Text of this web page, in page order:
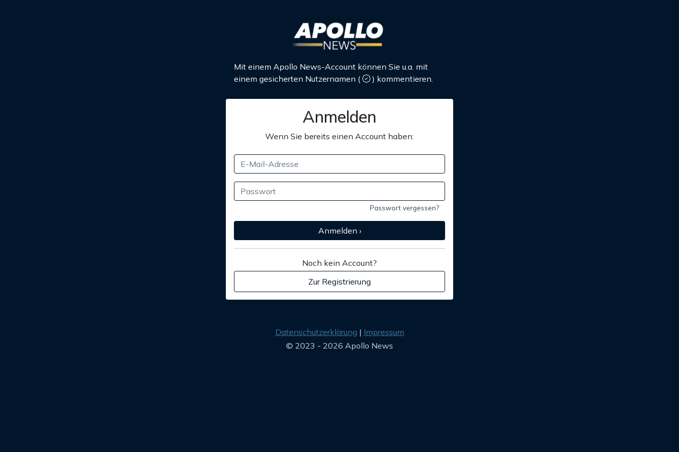
Mit einem Apollo News-Account können Sie u.a. mit
einem gesicherten Nutzernamen ( ) kommentieren.
Anmelden
Wenn Sie bereits einen Account haben:
Passwort vergessen?
Anmelden ›
Noch kein Account?
Zur Registrierung
Datenschutzerklärung
Impressum
© 2023 - 2026 Apollo News